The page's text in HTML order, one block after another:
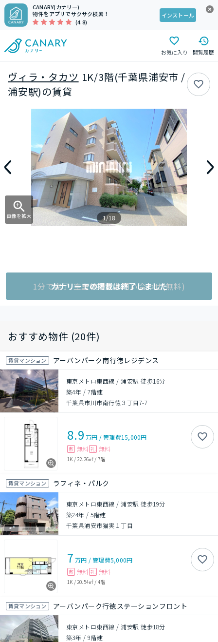
CANARY(カナリー)
物件をアプリでサクサク検索！
(4.8)
インストール
お気に入り 閲覧履歴
ヴィラ・タカツ 1K/3階(千葉県浦安市 /
浦安駅)の賃貸
画像を拡大 1/18
1分で完了!空室状況をお問い合わせ(無料)
カナリーでの掲載は終了しました
おすすめ物件 (20件)
賃貸マンション アーバンパーク南行徳レジデンス
東京メトロ東西線 / 浦安駅 徒歩16分
築4年 / 7階建
千葉県市川市南行徳３丁目7-7
8.9 万円 /管理費15,000円
敷 無料 礼 無料
1K / 22.26㎡ / 7階
賃貸マンション ラフィネ・パルク
東京メトロ東西線 / 浦安駅 徒歩19分
築24年 /5階建
千葉県浦安市猫実１丁目
7 万円 /管理費5,000円
敷 無料 礼 無料
1K / 20.54㎡ / 4階
賃貸マンション アーバンパーク行徳ステーションフロント
東京メトロ東西線 / 浦安駅 徒歩18分
築3年 / 9階建